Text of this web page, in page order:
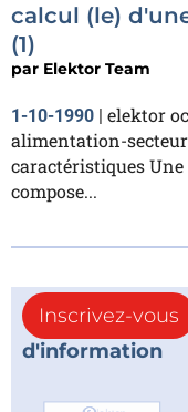
calcul (le)
(1)
par Elektor Team
1-10-1990 | elektor
alimentation-
caractéristiques
compose...
Inscrivez-vous
d'information